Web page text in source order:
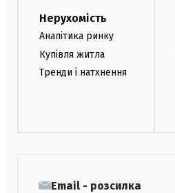
Нерухомість
Аналітика ринку
Купівля житла
Тренди і натхнення
Email - розсилка